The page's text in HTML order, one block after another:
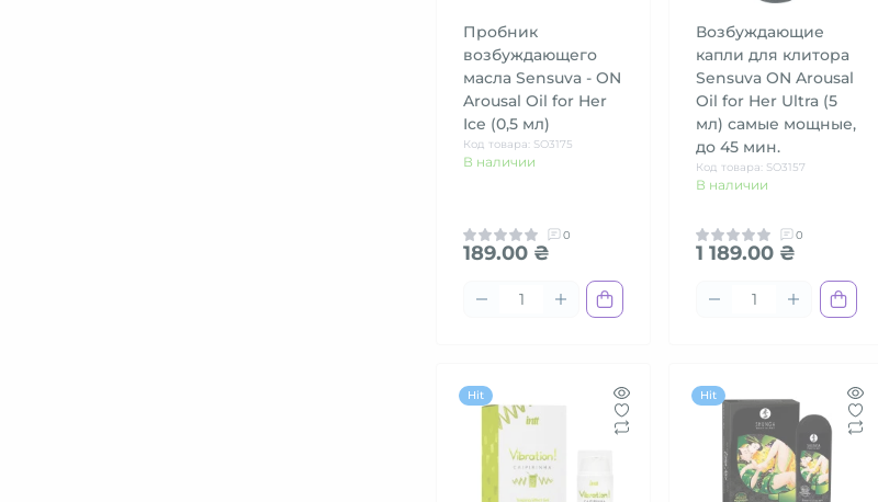
Пробник
возбуждающего
масла Sensuva - ON
Arousal Oil for Her
Ice (0,5 мл)
Код товара: SO3175
В наличии
0
189.00 ₴
Возбуждающие
капли для клитора
Sensuva ON Arousal
Oil for Her Ultra (5
мл) самые мощные,
до 45 мин.
Код товара: SO3157
В наличии
0
1 189.00 ₴
Hit Hit